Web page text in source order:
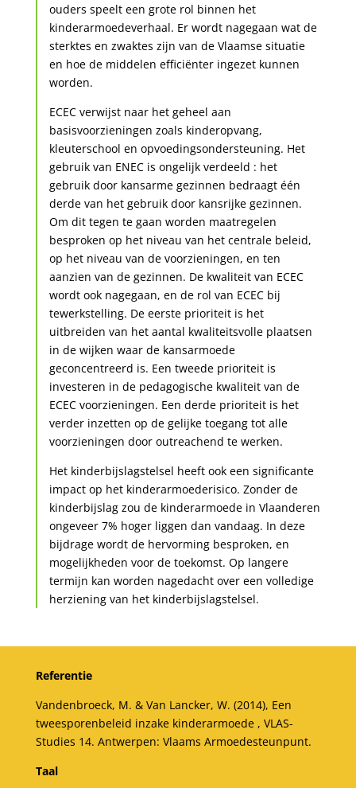
ouders speelt een grote rol binnen het
kinderarmoedeverhaal. Er wordt nagegaan wat de
sterktes en zwaktes zijn van de Vlaamse situatie
en hoe de middelen efficiënter ingezet kunnen
worden.
ECEC verwijst naar het geheel aan
basisvoorzieningen zoals kinderopvang,
kleuterschool en opvoedingsondersteuning. Het
gebruik van ENEC is ongelijk verdeeld : het
gebruik door kansarme gezinnen bedraagt één
derde van het gebruik door kansrijke gezinnen.
Om dit tegen te gaan worden maatregelen
besproken op het niveau van het centrale beleid,
op het niveau van de voorzieningen, en ten
aanzien van de gezinnen. De kwaliteit van ECEC
wordt ook nagegaan, en de rol van ECEC bij
tewerkstelling. De eerste prioriteit is het
uitbreiden van het aantal kwaliteitsvolle plaatsen
in de wijken waar de kansarmoede
geconcentreerd is. Een tweede prioriteit is
investeren in de pedagogische kwaliteit van de
ECEC voorzieningen. Een derde prioriteit is het
verder inzetten op de gelijke toegang tot alle
voorzieningen door outreachend te werken.
Het kinderbijslagstelsel heeft ook een significante
impact op het kinderarmoederisico. Zonder de
kinderbijslag zou de kinderarmoede in Vlaanderen
ongeveer 7% hoger liggen dan vandaag. In deze
bijdrage wordt de hervorming besproken, en
mogelijkheden voor de toekomst. Op langere
termijn kan worden nagedacht over een volledige
herziening van het kinderbijslagstelsel.
Referentie
Vandenbroeck, M. & Van Lancker, W. (2014), Een
tweesporenbeleid inzake kinderarmoede , VLAS-
Studies 14. Antwerpen: Vlaams Armoedesteunpunt.
Taal